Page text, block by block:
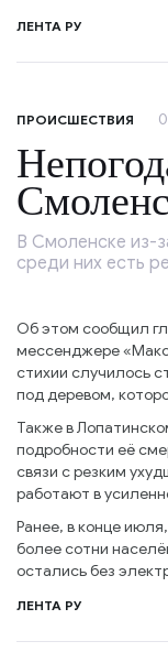
ЛЕНТА РУ
ПРОИСШЕСТВИЯ
В Смоленске из-
среди них есть
Об этом сообщил
мессенджере
стихии случилось
под деревом,
Также в
подробности её
связи с резким
работают в
Ранее, в конце
более сотни
остались без
ЛЕНТА РУ